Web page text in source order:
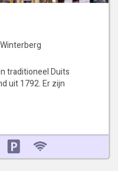
Winterberg
traditioneel Duits
uit 1792. Er zijn